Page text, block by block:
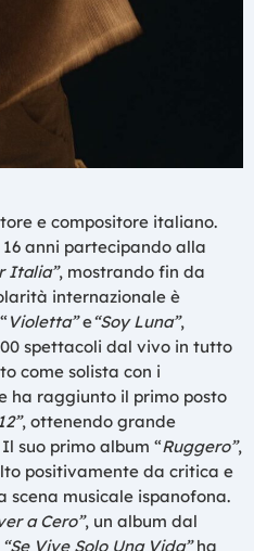
e compositore italiano.
anni partecipando alla
Italia”, mostrando fin da
internazionale è
Violetta”e“Soy Luna”,
spettacoli dal vivo in tutto
come solista con i
ha raggiunto il primo posto
, ottenendo grande
suo primo album “Ruggero”,
positivamente da critica e
scena musicale ispanofona.
a Cero”, un album dal
“Se Vive Solo Una Vida”ha